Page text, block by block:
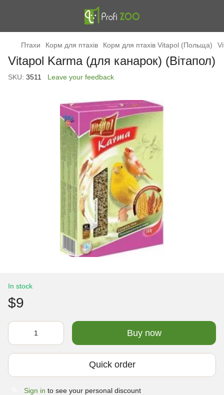
Птахи Корм для птахів Корм для птахів Vitapol (Польща)
Vitapol Karma (для канарок) (Вітапол)
SKU: 3511 Leave your feedback
In stock
$9
Buy now
Quick order
Sign in to see your personal discount